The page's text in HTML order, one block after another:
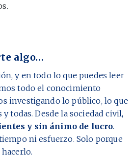
algo…
y en todo lo que puedes leer
todo el conocimiento
investigando lo público, lo que
y todas. Desde la sociedad civil,
y sin ánimo de lucro.
ni esfuerzo. Solo porque